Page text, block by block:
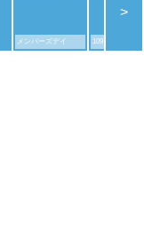
メンバーズデイ 109シネマズデ
>